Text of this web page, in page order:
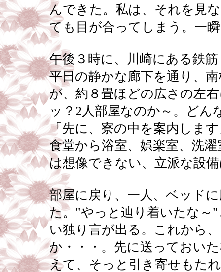
んできた。私は、それを見
ても目が合ってしまう。一
午後３時に、川崎にある鉄
平日の静かな廊下を通り、
が、約８畳ほどの広さの左
ッ？2人部屋なのか～。ど
「先に、寮の中を案内しま
食堂から浴室、娯楽室、洗
は想像できない、立派な設
部屋に戻り、一人、ベッド
た。"やっと辿り着いたな～
い独り言が出る。これから
か・・・。先に送っておい
えて、そっと引き寄せもた